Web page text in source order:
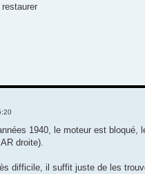
1940, le moteur est
droite).
difficile, il suffit juste de les